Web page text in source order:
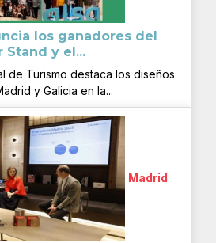
los ganadores del
Stand y el...
de Turismo destaca los diseños
y Galicia en la...
Madrid